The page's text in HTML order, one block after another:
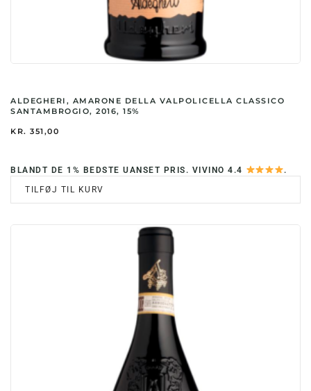
ALDEGHERI, AMARONE DELLA VALPOLICELLA CLASSICO
SANTAMBROGIO, 2016, 15%
KR. 351,00
BLANDT DE 1% BEDSTE UANSET PRIS. VIVINO 4.4
.
TILFØJ TIL KURV